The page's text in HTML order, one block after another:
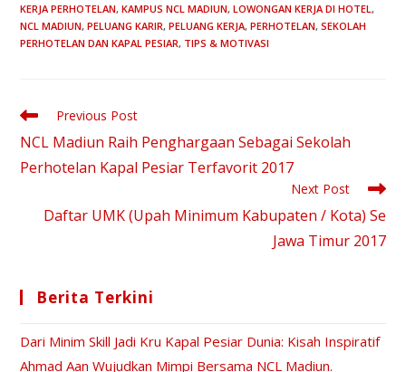
KERJA PERHOTELAN, KAMPUS NCL MADIUN, LOWONGAN KERJA DI HOTEL,
NCL MADIUN, PELUANG KARIR, PELUANG KERJA, PERHOTELAN, SEKOLAH
PERHOTELAN DAN KAPAL PESIAR, TIPS & MOTIVASI
Previous Post
NCL Madiun Raih Penghargaan Sebagai Sekolah
Perhotelan Kapal Pesiar Terfavorit 2017
Next Post
Daftar UMK (Upah Minimum Kabupaten / Kota) Se
Jawa Timur 2017
Berita Terkini
Dari Minim Skill Jadi Kru Kapal Pesiar Dunia: Kisah Inspiratif
Ahmad Aan Wujudkan Mimpi Bersama NCL Madiun.